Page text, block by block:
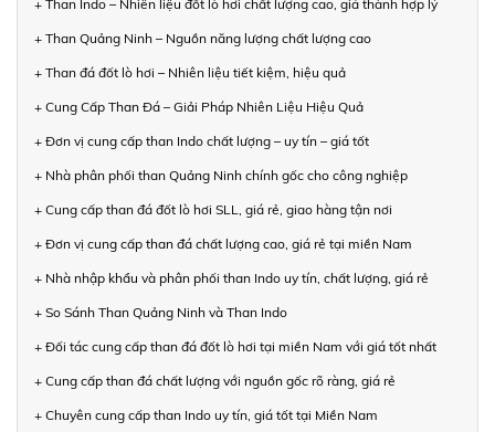
+ Than Indo – Nhiên liệu đốt lò hơi chất lượng cao, giá thành hợp lý
+ Than Quảng Ninh – Nguồn năng lượng chất lượng cao
+ Than đá đốt lò hơi – Nhiên liệu tiết kiệm, hiệu quả
+ Cung Cấp Than Đá – Giải Pháp Nhiên Liệu Hiệu Quả
+ Đơn vị cung cấp than Indo chất lượng – uy tín – giá tốt
+ Nhà phân phối than Quảng Ninh chính gốc cho công nghiệp
+ Cung cấp than đá đốt lò hơi SLL, giá rẻ, giao hàng tận nơi
+ Đơn vị cung cấp than đá chất lượng cao, giá rẻ tại miền Nam
+ Nhà nhập khẩu và phân phối than Indo uy tín, chất lượng, giá rẻ
+ So Sánh Than Quảng Ninh và Than Indo
+ Đối tác cung cấp than đá đốt lò hơi tại miền Nam với giá tốt nhất
+ Cung cấp than đá chất lượng với nguồn gốc rõ ràng, giá rẻ
+ Chuyên cung cấp than Indo uy tín, giá tốt tại Miền Nam